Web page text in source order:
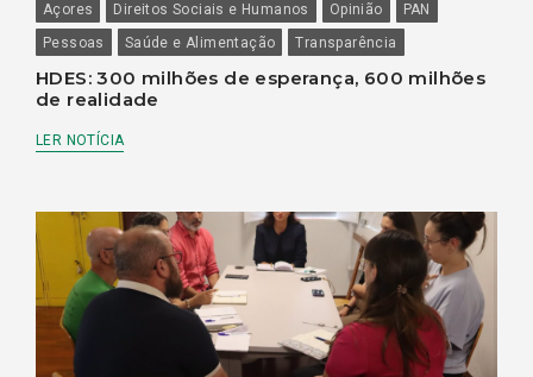
Açores Direitos Sociais e Humanos Opinião
PAN
Pessoas
Saúde e Alimentação Transparência
HDES: 300 milhões de esperança, 600 milhões
de realidade
LER NOTÍCIA